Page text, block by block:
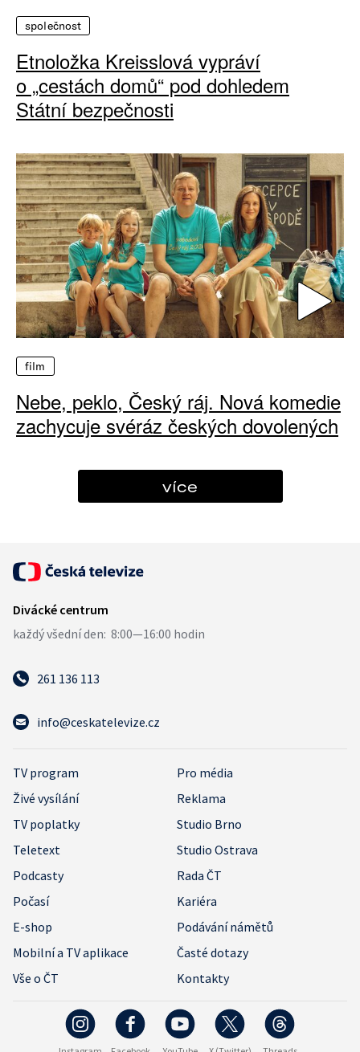
společnost
Etnoložka Kreisslová vypráví
o „cestách domů“ pod dohledem
Státní bezpečnosti
film
Nebe, peklo, Český ráj. Nová komedie
zachycuje svéráz českých dovolených
více
261 136 113
info@ceskatelevize.cz
TV program
Pro média
Živé vysílání
Reklama
TV poplatky
Studio Brno
Teletext
Studio Ostrava
Podcasty
Rada ČT
Počasí
Kariéra
E-shop
Podávání námětů
Mobilní a TV aplikace
Časté dotazy
Vše o ČT
Kontakty